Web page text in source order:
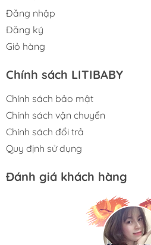
Đăng nhập
Đăng ký
Giỏ hàng
Chính sách LITIBABY
Chính sách bảo mật
Chính sách vận chuyển
Chính sách đổi trả
Quy định sử dụng
Đánh giá khách hàng